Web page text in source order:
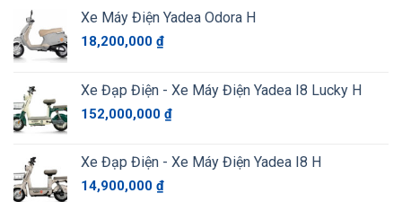
Xe Máy Điện Yadea Odora H
18,200,000 ₫
Xe Đạp Điện - Xe Máy Điện Yadea I8 Lucky H
152,000,000 ₫
Xe Đạp Điện - Xe Máy Điện Yadea I8 H
14,900,000 ₫